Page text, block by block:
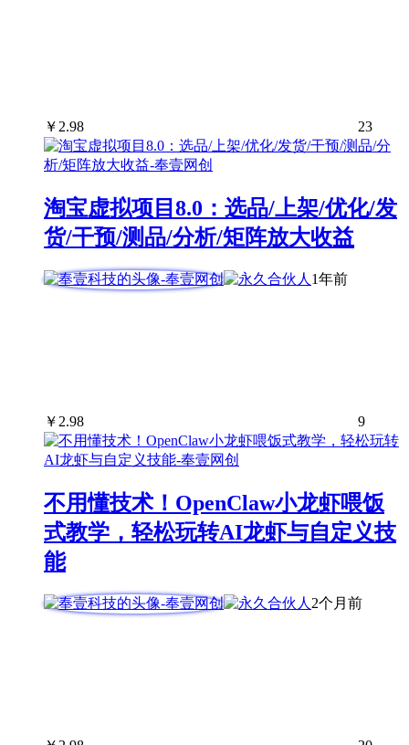
￥ 2.98 23
淘宝虚拟项目8.0：选品/上架/优化/发
货/干预/测品/分析/矩阵放大收益
1年前
￥ 2.98 9
不用懂技术！OpenClaw小龙虾喂饭
式教学，轻松玩转AI龙虾与自定义技
能
2个月前